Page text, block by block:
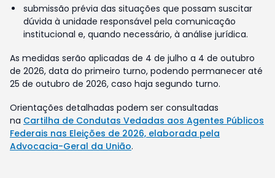
submissão prévia das situações que possam suscitar
dúvida à unidade responsável pela comunicação
institucional e, quando necessário, à análise jurídica.
As medidas serão aplicadas de 4 de julho a 4 de outubro
de 2026, data do primeiro turno, podendo permanecer até
25 de outubro de 2026, caso haja segundo turno.
Orientações detalhadas podem ser consultadas
na Cartilha de Condutas Vedadas aos Agentes Públicos
Federais nas Eleições de 2026, elaborada pela
Advocacia-Geral da União.